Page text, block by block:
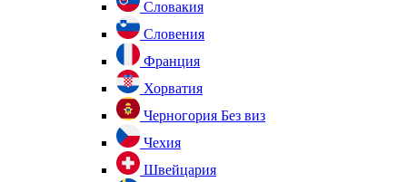
Словакия
Словения
Франция
Хорватия
Черногория Без виз
Чехия
Швейцария